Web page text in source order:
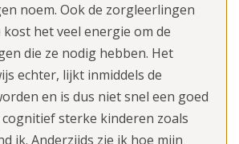
noem. Ook de zorgleerlingen
het veel energie om de
die ze nodig hebben. Het
echter, lijkt inmiddels de
en is dus niet snel een goed
sterke kinderen zoals
ik. Anderzijds zie ik hoe mijn